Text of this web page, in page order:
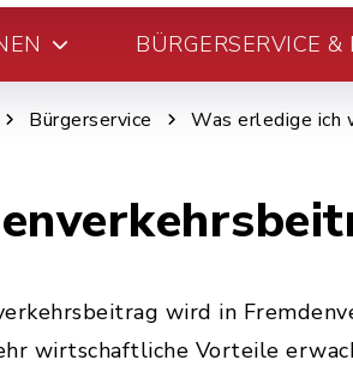
BÜRGERSERVICE
Bürgerservice Was erledige ich
wird in
wirtschaftliche Vorteile